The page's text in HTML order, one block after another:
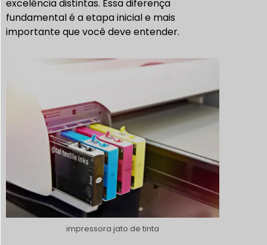
excelência distintas. Essa diferença
fundamental é a etapa inicial e mais
importante que você deve entender.
impressora jato de tinta